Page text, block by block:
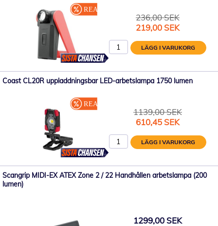
236,00 SEK
Specialpris
219,00 SEK
LÄGG I VARUKORG
Coast CL20R uppladdningsbar LED-arbetslampa 1750 lumen
1139,00 SEK
Specialpris
610,45 SEK
LÄGG I VARUKORG
Scangrip MIDI-EX ATEX Zone 2 / 22 Handhållen arbetslampa (200
lumen)
1299,00 SEK